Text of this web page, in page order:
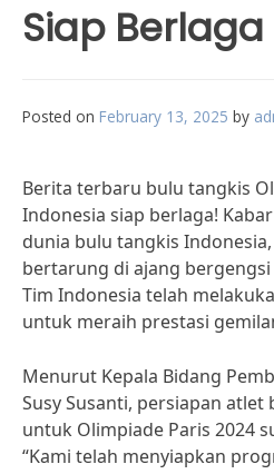
Siap Berlaga
Posted on February 13, 2025 by
Berita terbaru bulu tangkis
Indonesia siap berlaga!
dunia bulu tangkis
bertarung di ajang bergengsi
Tim Indonesia telah
untuk meraih prestasi
Menurut Kepala Bidang
Susy Susanti, persiapan
untuk Olimpiade Paris 2024
“Kami telah menyiapkan